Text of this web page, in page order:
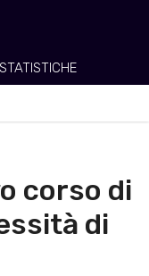
STATISTICHE
corso di
di